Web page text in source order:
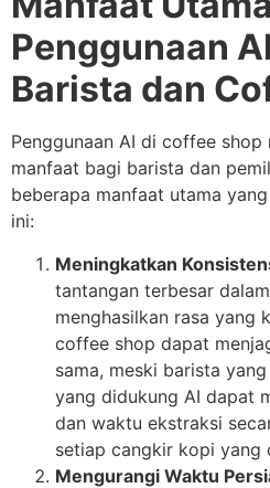
Penggunaan
Barista dan
Penggunaan AI di coffee
manfaat bagi barista dan
beberapa manfaat utama
ini:
Meningkatkan
tantangan terbesar
menghasilkan rasa yang
coffee shop dapat
sama, meski barista
yang didukung AI dapat
dan waktu ekstraksi
setiap cangkir kopi yang
Mengurangi Waktu